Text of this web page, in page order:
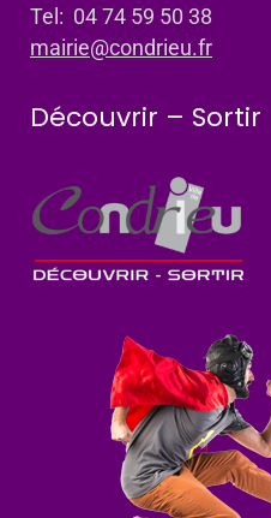
Tel: 04 74 59 50 38
mairie@condrieu.fr
Découvrir – Sortir